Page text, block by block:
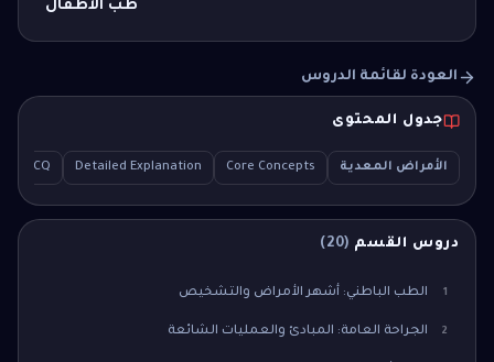
طب الأطفال
العودة لقائمة الدروس
جدول المحتوى
الأمراض المعدية Core Concepts
Detailed Explanation
MCQ
دروس القسم (
20
)
1 الطب الباطني: أشهر الأمراض والتشخيص
2 الجراحة العامة: المبادئ والعمليات الشائعة